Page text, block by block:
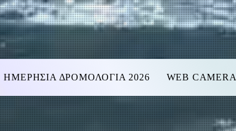
ΗΜΕΡΗΣΙΑ ΔΡΟΜΟΛΟΓΙΑ 2026 WEB CAMERA